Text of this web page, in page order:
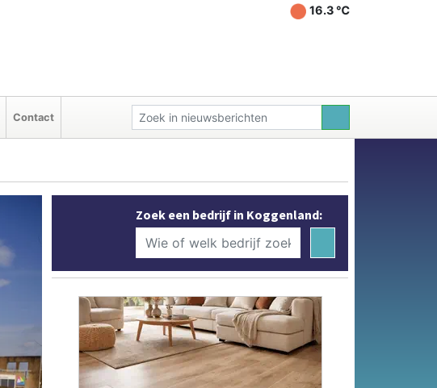
16.3 ℃
Contact
Zoek een bedrijf in Koggenland: